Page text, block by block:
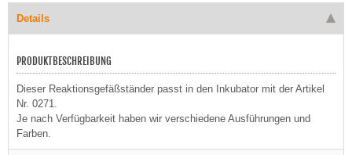
Details
PRODUKTBESCHREIBUNG
Dieser Reaktionsgefäßständer passt in den Inkubator mit der Artikel
Nr. 0271.
Je nach Verfügbarkeit haben wir verschiedene Ausführungen und
Farben.